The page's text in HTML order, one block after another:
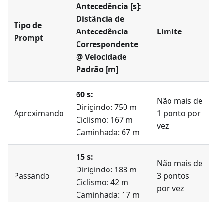
Tipo de
Prompt
Antecedência [s]:
Distância de
Antecedência
Correspondente
@ Velocidade
Padrão [m]
Limite
Aproximando
60 s:
Dirigindo: 750 m
Ciclismo: 167 m
Caminhada: 67 m
Não mais de
1 ponto por
vez
Passando
15 s:
Dirigindo: 188 m
Ciclismo: 42 m
Caminhada: 17 m
Não mais de
3 pontos
por vez